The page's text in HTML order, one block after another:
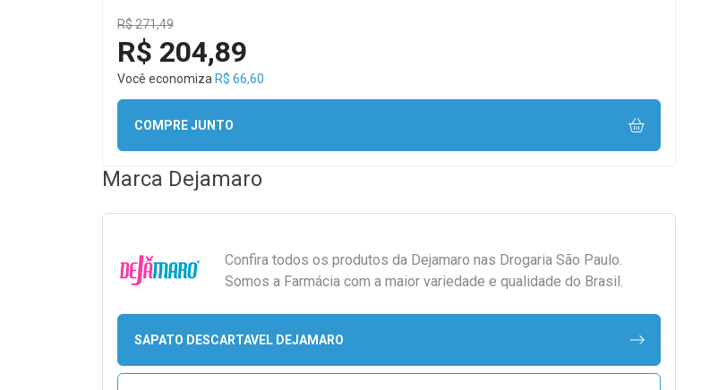
R$ 271,49
R$ 204,89
Você economiza R$ 66,60
COMPRE JUNTO
Marca Dejamaro
Confira todos os produtos da Dejamaro nas Drogaria São Paulo.
Somos a Farmácia com a maior variedade e qualidade do Brasil.
SAPATO DESCARTAVEL DEJAMARO